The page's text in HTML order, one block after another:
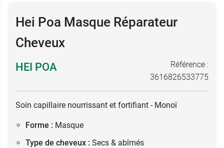
Hei Poa Masque Réparateur
Cheveux
HEI POA
Référence :
3616826533775
Soin capillaire nourrissant et fortifiant - Monoï
Forme : Masque
Type de cheveux : Secs & abîmés